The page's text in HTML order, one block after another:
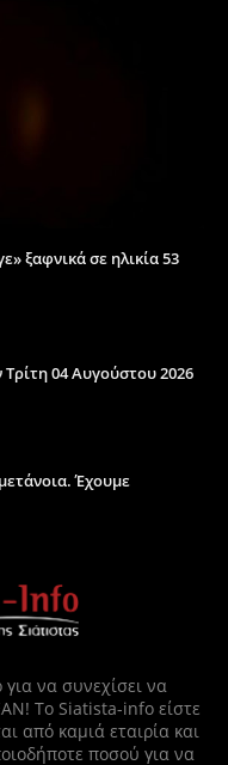
ξαφνικά σε ηλικία 53
Τρίτη 04 Αυγούστου 2026
Έχουμε
να συνεχίσει να
Το Siatista-info είστε
από καμιά εταιρία και
ποσού για να